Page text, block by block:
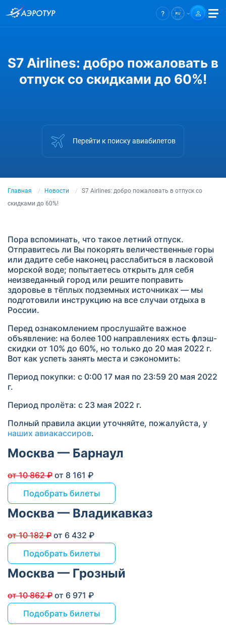
S7 Airlines: добро пожаловать в
отпуск со скидками до 60%!
Перейти к поиску авиабилетов
Главная Новости
S7 Airlines: добро пожаловать в отпуск со
скидками до 60%!
Пора вспоминать, что такое летний отпуск.
Отправитесь ли Вы покорять величественные горы
или дадите себе наконец расслабиться в ласковой
морской воде; попытаетесь открыть для себя
неизведанный город или решите поправить
здоровье в тёплых подземных источниках — мы
подготовили инструкцию на все случаи отдыха в
России.
Перед ознакомлением прослушайте важное
объявление: на более 100 направлениях есть флэш-
скидки от 10% до 60%, но только до 20 мая 2022 г.
Вот как успеть занять места и сэкономить:
Период покупки: с 0:00 17 мая по 23:59 20 мая 2022
г.
Период пролёта: с 23 мая 2022 г.
Полный правила акции уточняйте, пожалуйста, у
наших авиакассиров.
Москва — Барнаул
от 10 862 ₽ от 8 161 ₽
Подобрать билеты
Москва — Владикавказ
от 10 182 ₽ от 6 432 ₽
Подобрать билеты
Москва — Грозный
от 10 862 ₽ от 6 971 ₽
Подобрать билеты